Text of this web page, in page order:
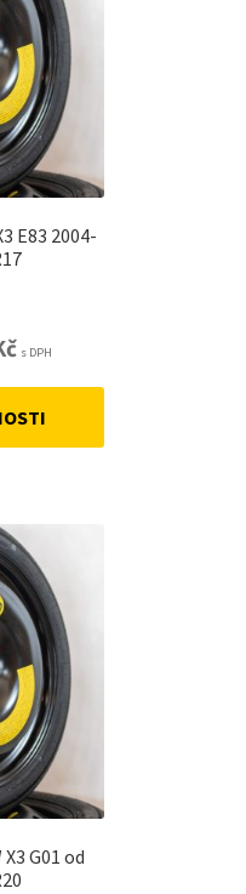
E83 2004-
Current
3
596Kč.
s DPH
G01 od